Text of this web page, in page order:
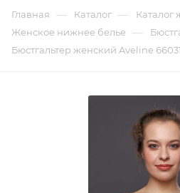
Главная — Каталог — Каталог
Женское нижнее белье —
Бюстгальтер женский Aveline